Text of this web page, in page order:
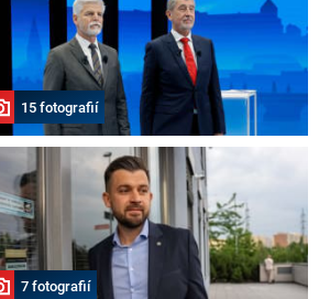
15 fotografií
7 fotografií